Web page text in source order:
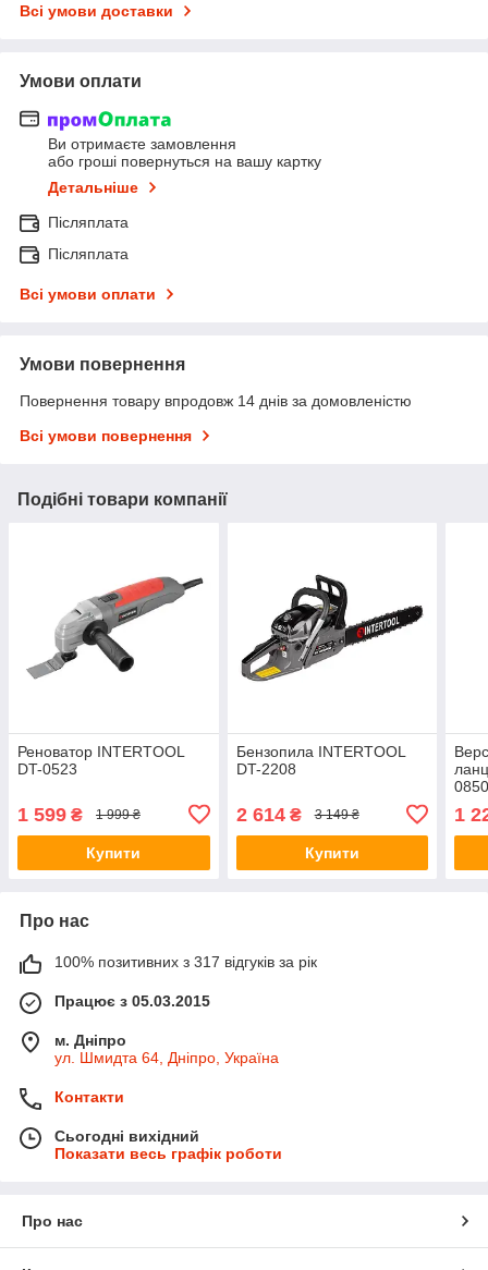
Всі умови доставки
Умови оплати
Ви отримаєте замовлення
або гроші повернуться на вашу картку
Детальніше
Післяплата
Післяплата
Всі умови оплати
Умови повернення
Повернення товару впродовж 14 днів за домовленістю
Всі умови повернення
Подібні товари компанії
Реноватор INTERTOOL
DT-0523
1 599 ₴ 1 999 ₴
Купити
Бензопила INTERTOOL
DT-2208
2 614₴ 3 149 ₴
Купити
1
Про нас
100% позитивних з 317 відгуків за рік
Працює з 05.03.2015
м. Дніпро
ул. Шмидта 64, Дніпро, Україна
Контакти
Сьогодні вихідний
Показати весь графік роботи
Про нас